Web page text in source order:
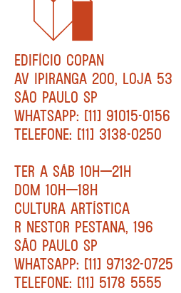
EDIFÍCIO COPAN
AV IPIRANGA 200, LOJA 53
SÃO PAULO SP
WHATSAPP: [11] 91015-0156
TELEFONE: [11] 3138-0250
TER A SÁB 10H—21H
DOM 10H—18H
CULTURA ARTÍSTICA
R NESTOR PESTANA, 196
SÃO PAULO SP
WHATSAPP: [11] 97132-0725
TELEFONE: [11] 5178 5555